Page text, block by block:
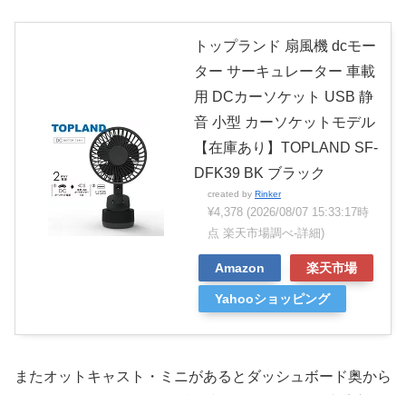
トップランド 扇風機 dcモー
ター サーキュレーター 車載
用 DCカーソケット USB 静
音 小型 カーソケットモデル
【在庫あり】TOPLAND SF-
DFK39 BK ブラック
created by Rinker
¥4,378 (2026/08/07 15:33:17時
点 楽天市場調べ-詳細)
Amazon 楽天市場
Yahooショッピング
またオットキャスト・ミニがあるとダッシュボード奥から